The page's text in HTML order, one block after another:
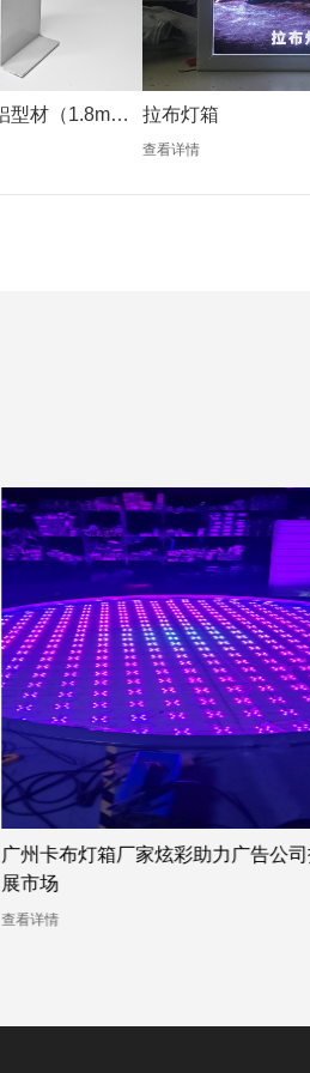
型材（1.8mm 拉布灯箱
查看详情
卡布灯箱厂家炫彩助力广告公司拓
场
详情